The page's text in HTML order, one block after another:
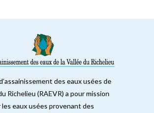
des eaux usées de
Richelieu (RAEVR) a pour mission
eaux usées provenant des